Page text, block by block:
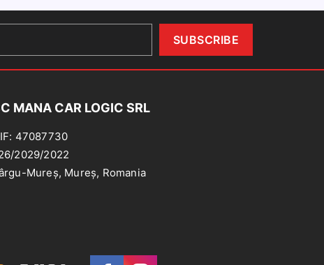
X5
(1999-
MANA CAR LOGIC SRL
47087730
2029/2022
Mureș, Mureș, Romania